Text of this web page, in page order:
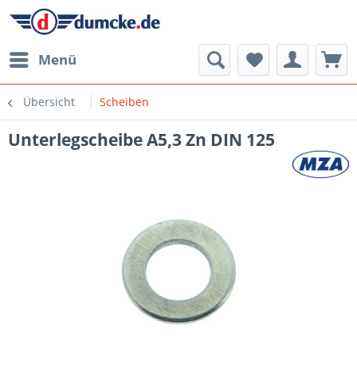
Menü
Übersicht Scheiben
Unterlegscheibe A5,3 Zn DIN 125